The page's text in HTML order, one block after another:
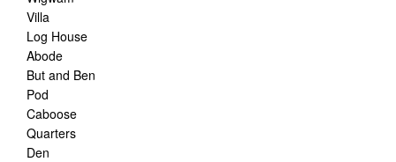
Villa
Log House
Abode
But and Ben
Pod
Caboose
Quarters
Den